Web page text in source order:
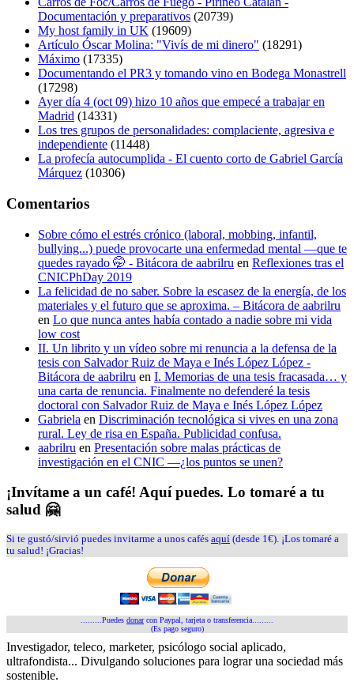
Documentación y preparativos (20739)
My host family in UK (19609)
Artículo Óscar Molina: "Vivís de mi dinero" (18291)
Máximo (17335)
Documentando el PR3 y tomando vino en Bodega Monastrell
(17298)
Ayer día 4 (oct 09) hizo 10 años que empecé a trabajar en
Madrid (14331)
Los tres grupos de personalidades: complaciente, agresiva e
independiente (11448)
La profecía autocumplida - El cuento corto de Gabriel García
Márquez (10306)
Comentarios
Sobre cómo el estrés crónico (laboral, mobbing, infantil,
bullying...) puede provocarte una enfermedad mental —que te
quedes rayado 🤭 - Bitácora de aabrilru en Reflexiones tras el
CNICPhDay 2019
La felicidad de no saber. Sobre la escasez de la energía, de los
materiales y el futuro que se aproxima. – Bitácora de aabrilru
en Lo que nunca antes había contado a nadie sobre mi vida
low cost
II. Un librito y un vídeo sobre mi renuncia a la defensa de la
tesis con Salvador Ruiz de Maya e Inés López López -
Bitácora de aabrilru en I. Memorias de una tesis fracasada… y
una carta de renuncia. Finalmente no defenderé la tesis
doctoral con Salvador Ruiz de Maya e Inés López López
Gabriela en Discriminación tecnológica si vives en una zona
rural. Ley de risa en España. Publicidad confusa.
aabrilru en Presentación sobre malas prácticas de
investigación en el CNIC —¿los puntos se unen?
¡Invítame a un café! Aquí puedes. Lo tomaré a tu
salud 🤗
Si te gustó/sirvió puedes invitarme a unos cafés aquí (desde 1€). ¡Los tomaré a
tu salud! ¡Gracias!
.........Puedes donarcon Paypal, tarjeta o transferencia.........
(Es pago seguro)
Investigador, teleco, marketer, psicólogo social aplicado,
ultrafondista... Divulgando soluciones para lograr una sociedad más
sostenible.